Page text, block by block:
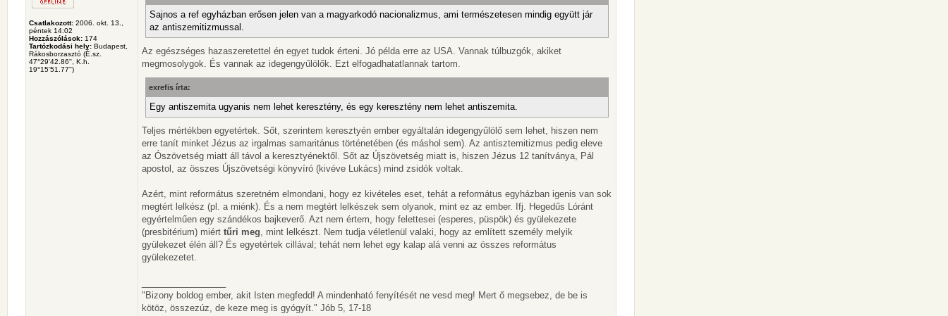
Csatlakozott: 2006. okt. 13.,
péntek 14:02
Hozzászólások: 174
Tartózkodási hely: Budapest,
Rákosborzasztó (É.sz.
47°29'42.86'', K.h.
19°15'51.77'')
Sajnos a ref egyházban erősen jelen van a magyarkodó nacionalizmus, ami természetesen mindig együtt jár
az antiszemitizmussal.
Az egészséges hazaszeretettel én egyet tudok érteni. Jó példa erre az USA. Vannak túlbuzgók, akiket
megmosolygok. És vannak az idegengyűlölők. Ezt elfogadhatatlannak tartom.
exrefis írta:
Egy antiszemita ugyanis nem lehet keresztény, és egy keresztény nem lehet antiszemita.
Teljes mértékben egyetértek. Sőt, szerintem keresztyén ember egyáltalán idegengyűlölő sem lehet, hiszen nem
erre tanít minket Jézus az irgalmas samaritánus történetében (és máshol sem). Az antisztemitizmus pedig eleve
az Ószövetség miatt áll távol a keresztyénektől. Sőt az Újszövetség miatt is, hiszen Jézus 12 tanítványa, Pál
apostol, az összes Újszövetségi könyvíró (kivéve Lukács) mind zsidók voltak.
Azért, mint református szeretném elmondani, hogy ez kivételes eset, tehát a református egyházban igenis van sok
megtért lelkész (pl. a miénk). És a nem megtért lelkészek sem olyanok, mint ez az ember. Ifj. Hegedűs Lóránt
egyértelműen egy szándékos bajkeverő. Azt nem értem, hogy felettesei (esperes, püspök) és gyülekezete
(presbitérium) miért tűri meg, mint lelkészt. Nem tudja véletlenül valaki, hogy az említett személy melyik
gyülekezet élén áll? És egyetértek cillával; tehát nem lehet egy kalap alá venni az összes református
gyülekezetet.
"Bizony boldog ember, akit Isten megfedd! A mindenható fenyítését ne vesd meg! Mert ő megsebez, de be is
kötöz, összezúz, de keze meg is gyógyít." Jób 5, 17-18